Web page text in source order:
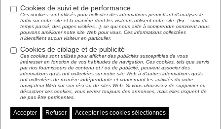
S'abonner à notre
lettre d'information
Cookies de suivi et de performance
Ces cookies sont utilisés pour collecter des informations permettant d'analyser le
trafic sur notre site et la manière dont les visiteurs utilisent notre site. (Ex. : suivi du
temps passé, des pages visitées...), ce qui nous aide à comprendre comment nous
pouvons améliorer notre site Web pour vous. Ces informations collectées
n'identifient aucun visiteur en particulier.
Cookies de ciblage et de publicité
Ces cookies sont utilisés pour afficher des publicités susceptibles de vous
intéresser en fonction de vos habitudes de navigation. Ces cookies, tels que servis
par nos fournisseurs de contenu et / ou de publicité, peuvent associer des
informations qu'ils ont collectées sur notre site Web à d'autres informations qu'ils
ont collectées de manière indépendante et concernant les activités du votre
navigateur Web sur son réseau de sites Web. Si vous choisissez de supprimer ou
désactiver ces cookies, vous verrez toujours des annonces, mais elles risquent de
ne pas être pertinentes.
Accepter Refuser Accepter les cookies sélectionnés